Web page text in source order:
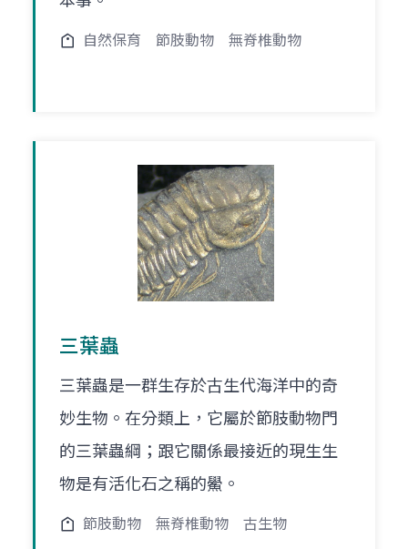
自然保育 節肢動物 無脊椎動物
三葉蟲
三葉蟲是一群生存於古生代海洋中的奇
妙生物。在分類上，它屬於節肢動物門
的三葉蟲綱；跟它關係最接近的現生生
物是有活化石之稱的鱟。
節肢動物 無脊椎動物 古生物